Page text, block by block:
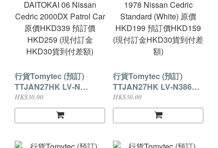
行貨Tomytec (預訂)
TTJAN27HK LV-N
DAITOKAI 06 Nissan
Cedric 2000DX Patrol
Car 原價HKD339 預訂價
HKD30貨到付差額)
HK$30.00
行貨Tomytec (預訂)
TTJAN27HK LV-N386a
1978 Nissan Cedric
Standard (White) 原價
HKD199 預訂價HKD159
差額)
HK$30.00